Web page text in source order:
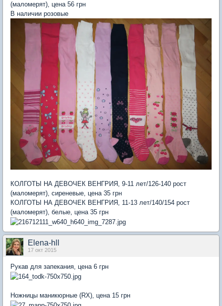
(маломерят), цена 56 грн
В наличии розовые
КОЛГОТЫ НА ДЕВОЧЕК ВЕНГРИЯ, 9-11 лет/126-140 рост
(маломерят), сиреневые, цена 35 грн
КОЛГОТЫ НА ДЕВОЧЕК ВЕНГРИЯ, 11-13 лет/140/154 рост
(маломерят), белые, цена 35 грн
Elena-hll
17 окт 2015
Рукав для запекания, цена 6 грн
Ножницы маникюрные (RX), цена 15 грн